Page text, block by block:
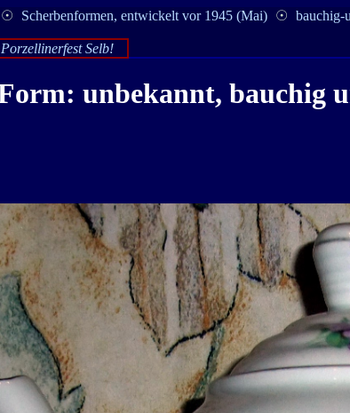
☉ Scherbenformen, entwickelt vor 1945 (Mai) ☉ bauchig-
Selb!
unbekannt, bauchig